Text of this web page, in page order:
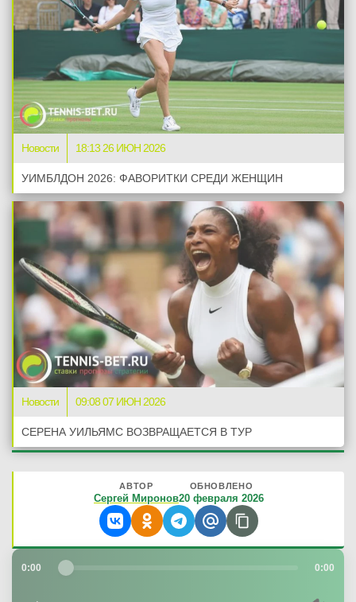
Новости 18:13 26 ИЮН 2026
УИМБЛДОН 2026: ФАВОРИТКИ СРЕДИ ЖЕНЩИН
Новости 09:08 07 ИЮН 2026
СЕРЕНА УИЛЬЯМС ВОЗВРАЩАЕТСЯ В ТУР
АВТОР
Сергей Миронов
ОБНОВЛЕНО
20 февраля 2026
0:00 0:00